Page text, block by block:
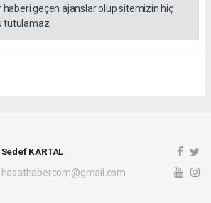
geçen ajanslar olup sitemizin hiç
tutulamaz.
Sedef KARTAL
hasathabercom@gmail.com